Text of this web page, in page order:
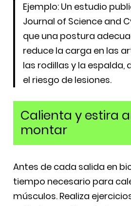
Ejemplo: Un estudio
Journal of Science and
que una postura
reduce la carga en las
las rodillas y la espalda,
el riesgo de lesiones.
Calienta y estira
montar
Antes de cada salida en
tiempo necesario para
músculos. Realiza